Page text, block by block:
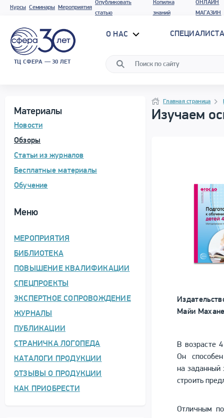
Курсы Семинары Мероприятия
Опубликовать
статью
Копилка
знаний
ОНЛАЙН
МАГАЗИН
ТЦ СФЕРА — 30 ЛЕТ
О НАС
Материалы
Новости
Обзоры
Статьи из журналов
Бесплатные материалы
Обучение
Меню
МЕРОПРИЯТИЯ
БИБЛИОТЕКА
ПОВЫШЕНИЕ КВАЛИФИКАЦИИ
СПЕЦПРОЕКТЫ
ЭКСПЕРТНОЕ СОПРОВОЖДЕНИЕ
ЖУРНАЛЫ
ПУБЛИКАЦИИ
СТРАНИЧКА ЛОГОПЕДА
КАТАЛОГИ ПРОДУКЦИИ
ОТЗЫВЫ О ПРОДУКЦИИ
КАК ПРИОБРЕСТИ
Программа материала
Навигация
НавигацияГлавная страница
Изучаем
Майи
В возрасте
Он
на заданный
строить
Отличным